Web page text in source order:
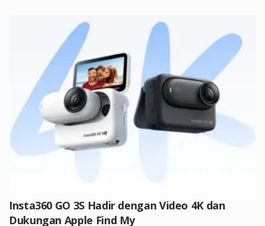
Insta360 GO 3S Hadir dengan Video 4K dan
Dukungan Apple Find My